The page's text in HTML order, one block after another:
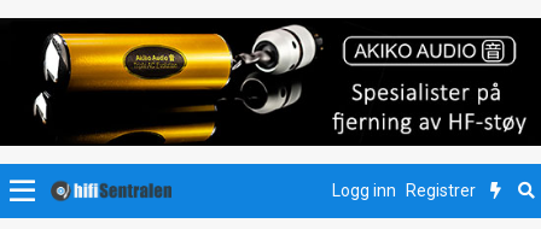
Logg inn Registrer